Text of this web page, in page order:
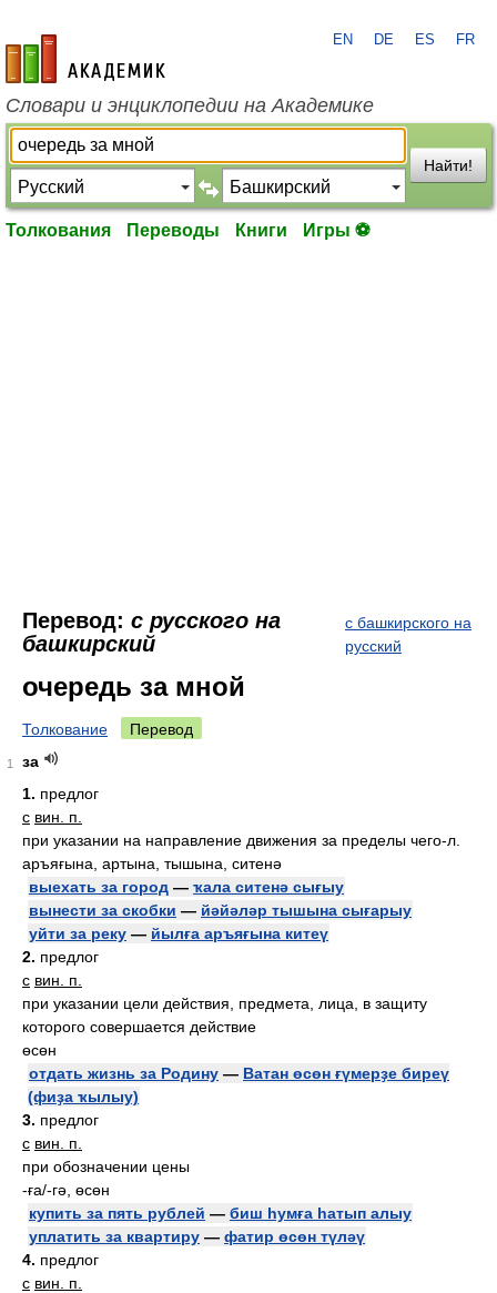
academic.ru
EN DE ES FR
Словари и энциклопедии на Академике
Найти!
Толкования Переводы Книги Игры ⚽
Перевод: с русского на
башкирский
с башкирского на
русский
очередь за мной
Толкование Перевод
1
за
1. предлог
с вин. п.
при указании на направление движения за пределы чего-л.
аръяғына, артына, тышына, ситенә
выехать за город — ҡала ситенә сығыу
вынести за скобки — йәйәләр тышына сығарыу
уйти за реку — йылға аръяғына китеү
2. предлог
с вин. п.
при указании цели действия, предмета, лица, в защиту
которого совершается действие
өсөн
отдать жизнь за Родину — Ватан өсөн ғүмерҙе биреү
(фиҙа ҡылыу)
3. предлог
с вин. п.
при обозначении цены
-ға/-гә, өсөн
купить за пять рублей — биш һумға һатып алыу
уплатить за квартиру — фатир өсөн түләү
4. предлог
с вин. п.